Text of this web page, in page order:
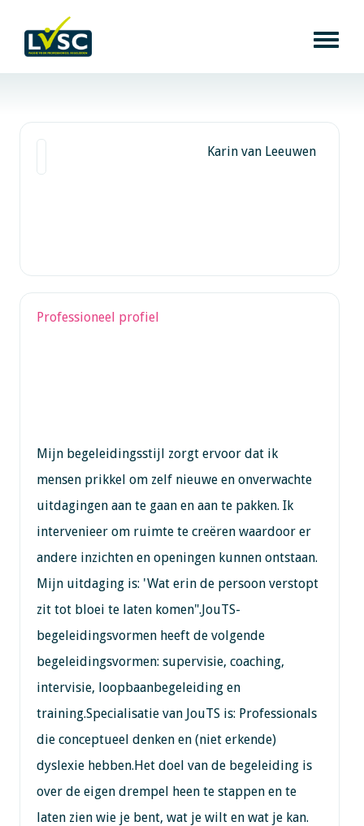
Karin van Leeuwen
Professioneel profiel
Mijn begeleidingsstijl zorgt ervoor dat ik
mensen prikkel om zelf nieuwe en onverwachte
uitdagingen aan te gaan en aan te pakken. Ik
intervenieer om ruimte te creëren waardoor er
andere inzichten en openingen kunnen ontstaan.
Mijn uitdaging is: 'Wat erin de persoon verstopt
zit tot bloei te laten komen".JouTS-
begeleidingsvormen heeft de volgende
begeleidingsvormen: supervisie, coaching,
intervisie, loopbaanbegeleiding en
training.Specialisatie van JouTS is: Professionals
die conceptueel denken en (niet erkende)
dyslexie hebben.Het doel van de begeleiding is
over de eigen drempel heen te stappen en te
laten zien wie je bent, wat je wilt en wat je kan.